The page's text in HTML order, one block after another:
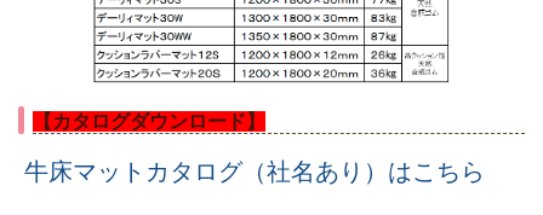
【カタログダウンロード】
牛床マットカタログ（社名あり）はこちら